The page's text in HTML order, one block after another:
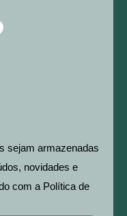
sejam armazenadas
novidades e
com a Política de